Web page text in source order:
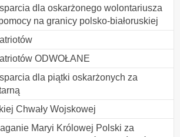
dla oskarżonego wolontariusza
na granicy polsko-białoruskiej
ODWOŁANE
dla piątki oskarżonych za
Chwały Wojskowej
Maryi Królowej Polski za